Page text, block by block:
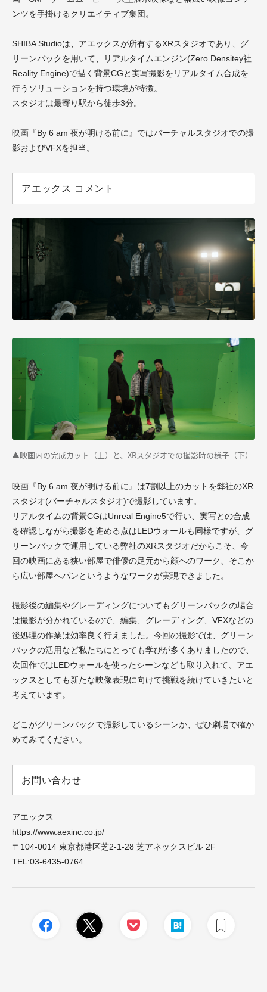
ンツを手掛けるクリエイティブ集団。
SHIBA Studioは、アエックスが所有するXRスタジオであり、グ
リーンバックを用いて、リアルタイムエンジン(Zero Densitey社
Reality Engine)で描く背景CGと実写撮影をリアルタイム合成を
行うソリューションを持つ環境が特徴。
スタジオは最寄り駅から徒歩3分。
映画『By 6 am 夜が明ける前に』ではバーチャルスタジオでの撮
影およびVFXを担当。
アエックス コメント
▲映画内の完成カット（上）と、XRスタジオでの撮影時の様子（下）
映画『By 6 am 夜が明ける前に』は7割以上のカットを弊社のXR
スタジオ(バーチャルスタジオ)で撮影しています。
リアルタイムの背景CGはUnreal Engine5で行い、実写との合成
を確認しながら撮影を進める点はLEDウォールも同様ですが、グ
リーンバックで運用している弊社のXRスタジオだからこそ、今
回の映画にある狭い部屋で俳優の足元から顔へのワーク、そこか
ら広い部屋へパンというようなワークが実現できました。
撮影後の編集やグレーディングについてもグリーンバックの場合
は撮影が分かれているので、編集、グレーディング、VFXなどの
後処理の作業は効率良く行えました。今回の撮影では、グリーン
バックの活用など私たちにとっても学びが多くありましたので、
次回作ではLEDウォールを使ったシーンなども取り入れて、アエ
ックスとしても新たな映像表現に向けて挑戦を続けていきたいと
考えています。
どこがグリーンバックで撮影しているシーンか、ぜひ劇場で確か
めてみてください。
お問い合わせ
アエックス
https://www.aexinc.co.jp/
〒104-0014 東京都港区芝2-1-28 芝アネックスビル 2F
TEL:03-6435-0764